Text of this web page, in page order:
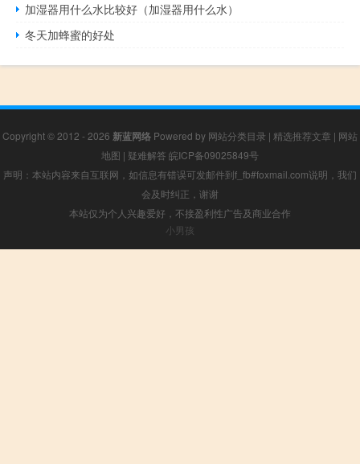
加湿器用什么水比较好（加湿器用什么水）
冬天加蜂蜜的好处
Copyright © 2012 - 2026 新蓝网络 Powered by 网站分类目录 | 精选推荐文章 | 网站
地图 | 疑难解答 皖ICP备09025849号
声明：本站内容来自互联网，如信息有错误可发邮件到f_fb#foxmail.com说明，我们
会及时纠正，谢谢
本站仅为个人兴趣爱好，不接盈利性广告及商业合作
小男孩